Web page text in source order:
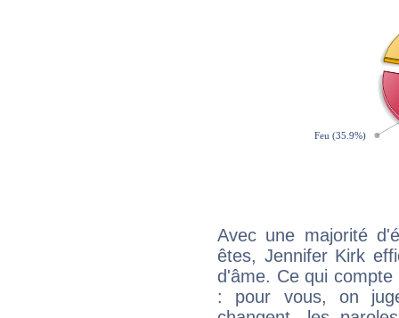
Avec une majorité
êtes, Jennifer Kirk
d'âme. Ce qui
: pour vous, on